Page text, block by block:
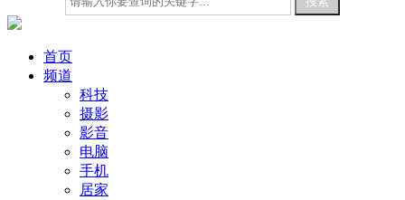
首页
频道
科技
摄影
影音
电脑
手机
居家